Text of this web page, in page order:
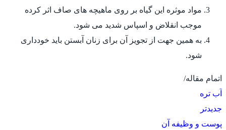
مواد موثره این گیاه بر روی ماهیچه های صاف اثر کرده
موجب انقلاض و اسپاس شدید می شود.
به همین جهت از تجویز آن برای زنان آبستن باید خودداری
شود.
اتمام مقاله/
آب تره
جدیدتر
پوست و وظیفه آن